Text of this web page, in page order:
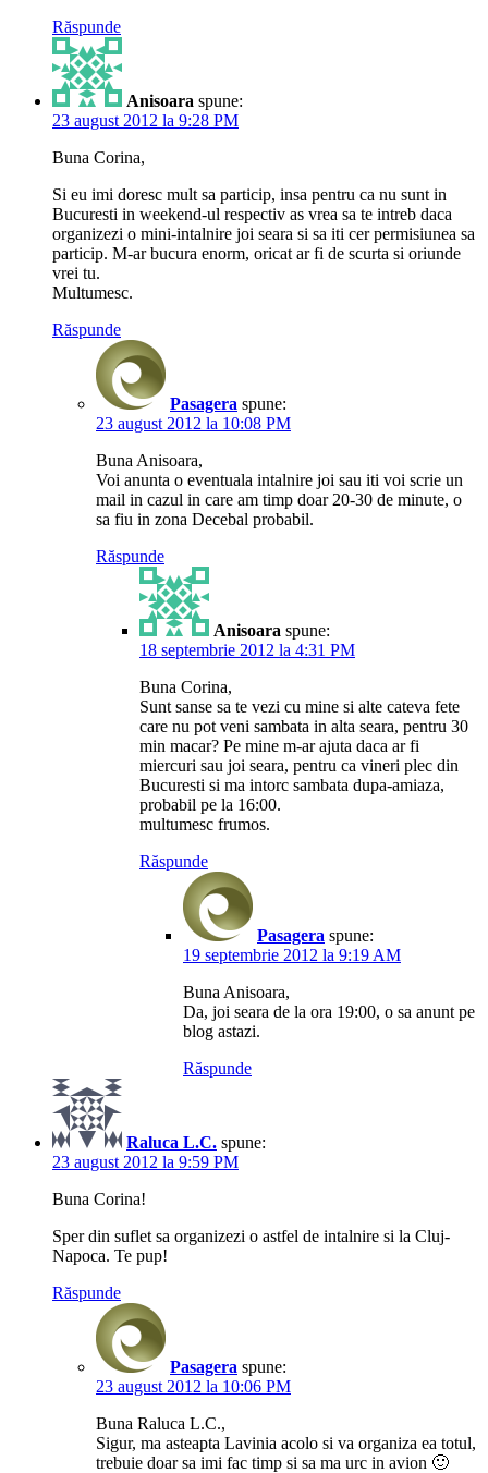
Răspunde
Anisoara spune:
23 august 2012 la 9:28 PM
Buna Corina,
Si eu imi doresc mult sa particip, insa pentru ca nu sunt in
Bucuresti in weekend-ul respectiv as vrea sa te intreb daca
organizezi o mini-intalnire joi seara si sa iti cer permisiunea sa
particip. M-ar bucura enorm, oricat ar fi de scurta si oriunde
vrei tu.
Multumesc.
Răspunde
Pasagera spune:
23 august 2012 la 10:08 PM
Buna Anisoara,
Voi anunta o eventuala intalnire joi sau iti voi scrie un
mail in cazul in care am timp doar 20-30 de minute, o
sa fiu in zona Decebal probabil.
Răspunde
Anisoara spune:
18 septembrie 2012 la 4:31 PM
Buna Corina,
Sunt sanse sa te vezi cu mine si alte cateva fete
care nu pot veni sambata in alta seara, pentru 30
min macar? Pe mine m-ar ajuta daca ar fi
miercuri sau joi seara, pentru ca vineri plec din
Bucuresti si ma intorc sambata dupa-amiaza,
probabil pe la 16:00.
multumesc frumos.
Răspunde
Pasagera spune:
19 septembrie 2012 la 9:19 AM
Buna Anisoara,
Da, joi seara de la ora 19:00, o sa anunt pe
blog astazi.
Răspunde
Raluca L.C. spune:
23 august 2012 la 9:59 PM
Buna Corina!
Sper din suflet sa organizezi o astfel de intalnire si la Cluj-
Napoca. Te pup!
Răspunde
Pasagera spune:
23 august 2012 la 10:06 PM
Buna Raluca L.C.,
Sigur, ma asteapta Lavinia acolo si va organiza ea totul,
trebuie doar sa imi fac timp si sa ma urc in avion 🙂